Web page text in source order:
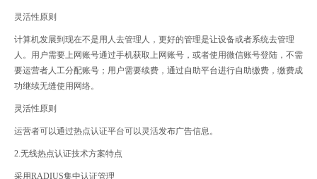
灵活性原则
计算机发展到现在不是用人去管理人，更好的管理是让设备或者系统去管理
人。用户需要上网账号通过手机获取上网账号，或者使用微信账号登陆，不需
要运营者人工分配账号；用户需要续费，通过自助平台进行自助缴费，缴费成
功继续无缝使用网络。
灵活性原则
运营者可以通过热点认证平台可以灵活发布广告信息。
2.无线热点认证技术方案特点
采用RADIUS集中认证管理